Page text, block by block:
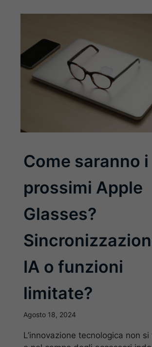
Come saranno i
prossimi Apple
Glasses?
IA o funzioni
limitate?
Agosto 18, 2024
L’innovazione tecnologica non